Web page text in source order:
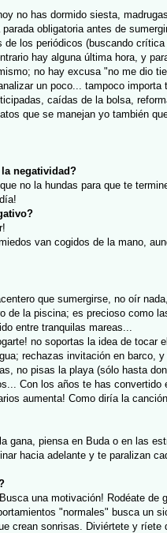
no has dormido siesta,
obligatoria antes de
de los periódicos (buscando
hay alguna última hora, y
no hay excusa "no me dio
un poco... tampoco
caídas de la bolsa,
que se manejan yo también
negatividad?
no la hundas para que te
van cogidos de la mano,
que sumergirse, no oír
de la piscina; es precioso como
entre tranquilas mareas...
no soportas la idea de tocar
rechazas invitación en barco,
no pisas la playa (sólo hasta
Con los años te has
aumenta! Como diría la
gana, piensa en Buda o en las
hacia adelante y te paralizan
una motivación! Rodéate
"normales" busca un
crean sonrisas. Diviértete y